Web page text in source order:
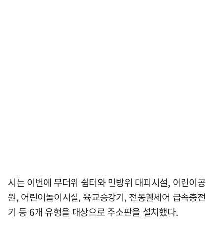
시는 이번에 무더위 쉼터와 민방위 대피시설, 어린이공
원, 어린이놀이시설, 육교승강기, 전동휄체어 급속충전
기 등 6개 유형을 대상으로 주소판을 설치했다.